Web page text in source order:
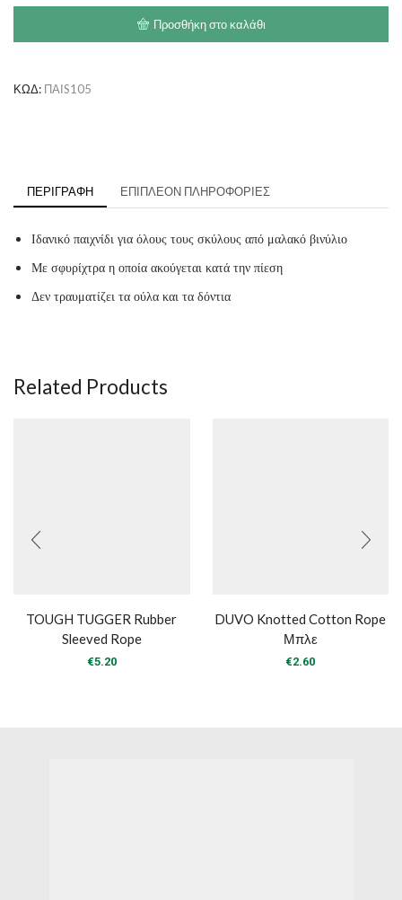
ποσότητα
Προσθήκη στο καλάθι
ΚΩΔ: ΠΑΙS105
ΠΕΡΙΓΡΑΦΉ ΕΠΙΠΛΈΟΝ ΠΛΗΡΟΦΟΡΊΕΣ
Ιδανικό παιχνίδι για όλους τους σκύλους από μαλακό βινύλιο
Με σφυρίχτρα η οποία ακούγεται κατά την πίεση
Δεν τραυματίζει τα ούλα και τα δόντια
Related Products
TOUGH TUGGER Rubber
Sleeved Rope
€5.20
DUVO Knotted Cotton Rope
Μπλε
€2.60